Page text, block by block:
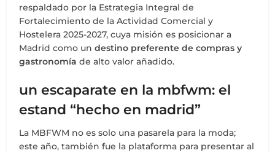
respaldado por la Estrategia Integral de
Fortalecimiento de la Actividad Comercial y
Hostelera 2025-2027, cuya misión es posicionar a
Madrid como undestino preferente de compras y
gastronomía de alto valor añadido.
un escaparate en la mbfwm: el
estand “hecho en madrid”
La MBFWM no es solo una pasarela para la moda;
este año, también fue la plataforma para presentar al